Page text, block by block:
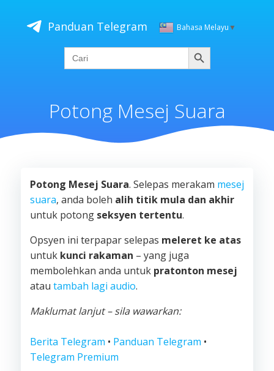
to
content
Panduan Telegram Bahasa Melayu▼
Search
for:
Cari
Potong Mesej Suara
Potong Mesej Suara. Selepas merakam mesej
suara, anda boleh alih titik mula dan akhir
untuk potong seksyen tertentu.
Opsyen ini terpapar selepas meleret ke atas
untuk kunci rakaman – yang juga
membolehkan anda untuk pratonton mesej
atau tambah lagi audio.
Maklumat lanjut – sila wawarkan:
Berita Telegram • Panduan Telegram •
Telegram Premium